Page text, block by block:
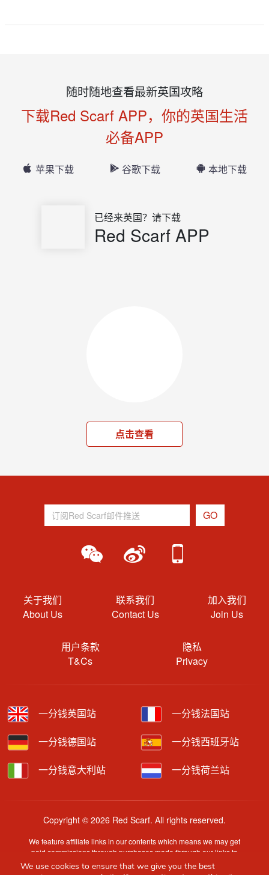
随时随地查看最新英国攻略
下载Red Scarf APP，你的英国生活
必备APP
苹果下载 谷歌下载 本地下载
已经来英国？请下载
Red Scarf APP
点击查看
关于我们
About Us
联系我们
Contact Us
加入我们
Join Us
用户条款
T&Cs
隐私
Privacy
一分钱英国站 一分钱法国站
一分钱德国站 一分钱西班牙站
一分钱意大利站 一分钱荷兰站
Copyright © 2026 Red Scarf. All rights reserved.
We feature affiliate links in our contents which means we may get
paid commissions through purchases made through our links to
retailer sites.
We use cookies to ensure that we give you the best